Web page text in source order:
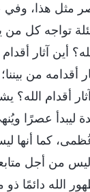
مثل هذا،
تواجه كل
أين آثار
أقدامه من
أقدام الله؟
ليبدأ
كما أنها
ليس من أجل
دائمًا ذو